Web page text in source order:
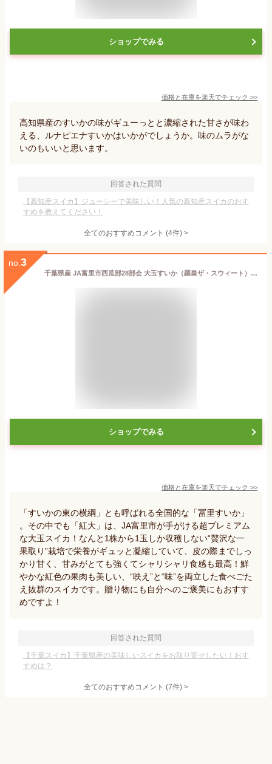
ショップでみる
価格と在庫を楽天でチェック >>
高知県産のすいかの味がギューっとと濃縮された甘さが味わ
える、ルナピエナすいかはいかがでしょうか。味のムラがな
いのもいいと思います。
回答された質問
【高知産スイカ】ジューシーで美味しい！人気の高知産スイカのおす
すめを教えてください！
全てのおすすめコメント (4件) >
no. 3
千葉県産 JA富里市西瓜部28部会 大玉すいか（羅皇ザ・スウィート）9キロ以上 4Lサイズ 1玉 送料無料 スイカ すいか 西瓜 市場発送
ショップでみる
価格と在庫を楽天でチェック >>
「すいかの東の横綱」とも呼ばれる全国的な「冨里すいか」
。その中でも「紅大」は、JA富里市が手がける超プレミアム
な大玉スイカ！なんと1株から1玉しか収穫しない“贅沢な一
果取り”栽培で栄養がギュッと凝縮していて、皮の際までしっ
かり甘く、甘みがとても強くてシャリシャリ食感も最高！鮮
やかな紅色の果肉も美しい、“映え”と“味”を両立した食べごた
え抜群のスイカです。贈り物にも自分へのご褒美にもおすす
めですよ！
回答された質問
【千葉スイカ】千葉県産の美味しいスイカをお取り寄せしたい！おす
すめは？
全てのおすすめコメント (7件) >